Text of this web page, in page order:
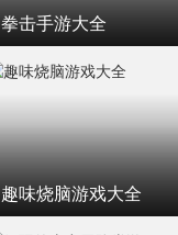
拳击手游大全
趣味烧脑游戏大全